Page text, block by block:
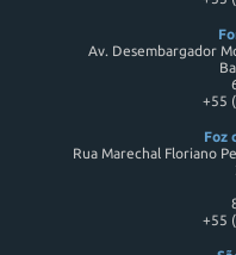
Av. Desembargador
+55
Foz
Rua Marechal Floriano
+55